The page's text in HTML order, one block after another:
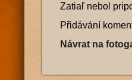
Zatiaľ nebol
Přidávání
Návrat na